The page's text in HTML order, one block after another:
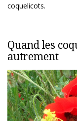
coquelicots.
Quand les
autrement